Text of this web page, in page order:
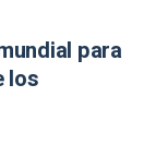
para
los